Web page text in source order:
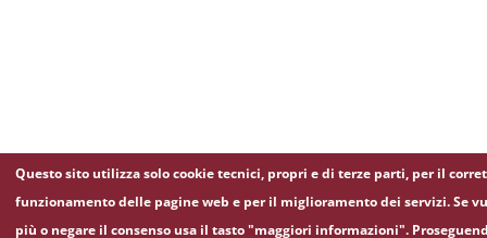
Questo sito utilizza solo cookie tecnici, propri e di terze parti, per il
funzionamento delle pagine web e per il miglioramento dei servizi. Se
più o negare il consenso usa il tasto "maggiori informazioni".